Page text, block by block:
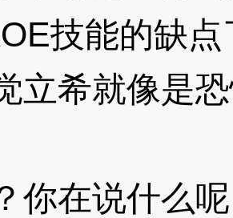
技能的缺点
希就像是恐
在说什么呢